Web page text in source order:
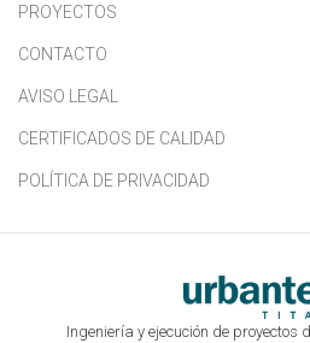
PROYECTOS
CONTACTO
AVISO LEGAL
CERTIFICADOS DE CALIDAD
POLÍTICA DE PRIVACIDAD
Ingeniería y ejecución de proyectos